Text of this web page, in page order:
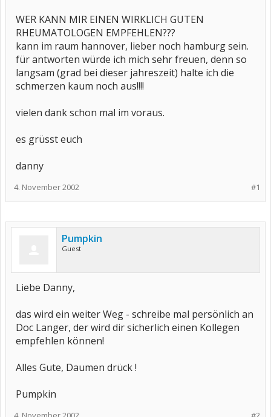
WER KANN MIR EINEN WIRKLICH GUTEN
RHEUMATOLOGEN EMPFEHLEN???
kann im raum hannover, lieber noch hamburg sein.
für antworten würde ich mich sehr freuen, denn so
langsam (grad bei dieser jahreszeit) halte ich die
schmerzen kaum noch aus!!!!
vielen dank schon mal im voraus.
es grüsst euch
danny
#1
4. November 2002
Pumpkin
Guest
Liebe Danny,
das wird ein weiter Weg - schreibe mal persönlich an
Doc Langer, der wird dir sicherlich einen Kollegen
empfehlen können!
Alles Gute, Daumen drück !
Pumpkin